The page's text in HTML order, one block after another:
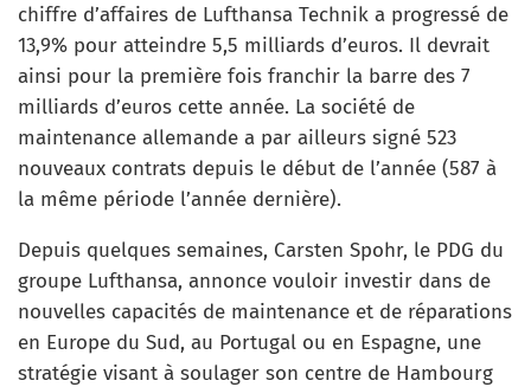
chiffre d’affaires de Lufthansa Technik a progressé de
13,9% pour atteindre 5,5 milliards d’euros. Il devrait
ainsi pour la première fois franchir la barre des 7
milliards d’euros cette année. La société de
maintenance allemande a par ailleurs signé 523
nouveaux contrats depuis le début de l’année (587 à
la même période l’année dernière).
Depuis quelques semaines, Carsten Spohr, le PDG du
groupe Lufthansa, annonce vouloir investir dans de
nouvelles capacités de maintenance et de réparations
en Europe du Sud, au Portugal ou en Espagne, une
stratégie visant à soulager son centre de Hambourg